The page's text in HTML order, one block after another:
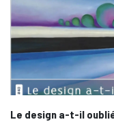
Le design a-t-il